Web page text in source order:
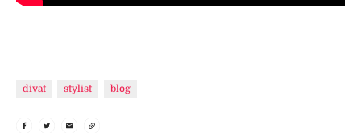
divat stylist blog